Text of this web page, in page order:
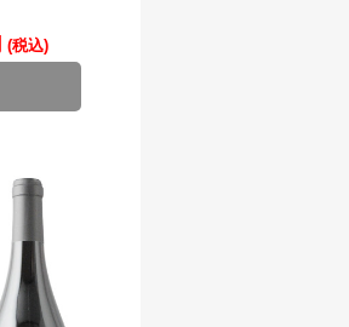
(税込)